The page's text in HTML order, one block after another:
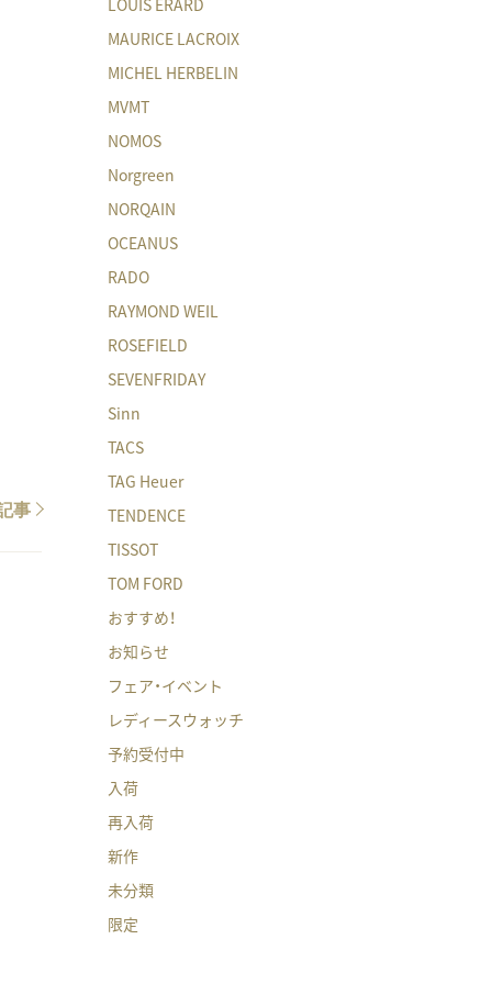
事
MAURICE LACROIX
MICHEL HERBELIN
MVMT
NOMOS
Norgreen
NORQAIN
OCEANUS
RADO
RAYMOND WEIL
ROSEFIELD
SEVENFRIDAY
Sinn
TACS
TAG Heuer
TENDENCE
TISSOT
TOM FORD
おすすめ！
お知らせ
フェア・イベント
レディースウォッチ
予約受付中
入荷
再入荷
新作
未分類
限定